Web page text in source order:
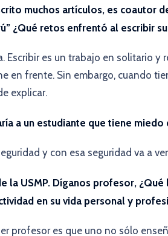
muchos artículos, es coautor
¿Qué retos enfrentó al escribir
Escribir es un trabajo en solitario y
en frente. Sin embargo, cuando
explicar.
a un estudiante que tiene miedo
y con esa seguridad va a
la USMP. Díganos profesor,
en su vida personal y
profesor es que uno no sólo